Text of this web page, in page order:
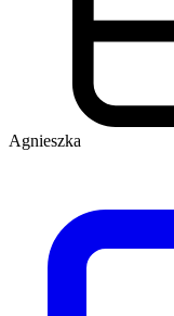
Agnieszka